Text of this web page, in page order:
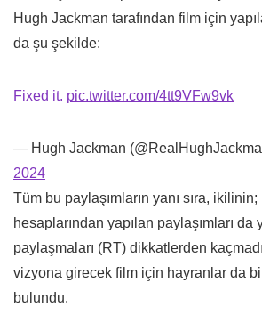
Hugh Jackman tarafından film için
da şu şekilde:
Fixed it. pic.twitter.com/4tt9VFw9vk
— Hugh Jackman
2024
Tüm bu paylaşımların yanı sıra,
hesaplarından yapılan paylaşımları da
paylaşmaları (RT) dikkatlerden
vizyona girecek film için hayranlar da
bulundu.